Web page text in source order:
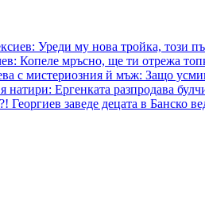
Уреди му нова тройка,
Копеле мръсно, ще ти отрежа
мистериозния й мъж: Защо
Ергенката разпродава
Георгиев заведе децата в